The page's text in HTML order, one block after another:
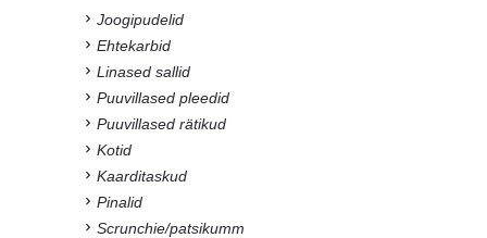
Joogipudelid
Ehtekarbid
Linased sallid
Puuvillased pleedid
Puuvillased rätikud
Kotid
Kaarditaskud
Pinalid
Scrunchie/patsikumm